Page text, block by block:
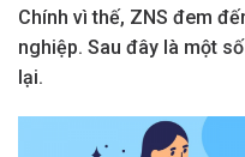
Chính vì thế, ZNS đem
nghiệp. Sau đây là một
lại.